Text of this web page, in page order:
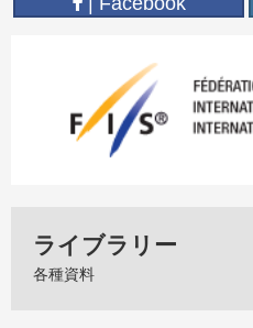
ライブラリー
各種資料